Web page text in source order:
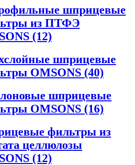
шприцевые
из ПТФЭ
(12)
шприцевые
OMSONS (40)
шприцевые
OMSONS (16)
фильтры из
целлюлозы
(12)